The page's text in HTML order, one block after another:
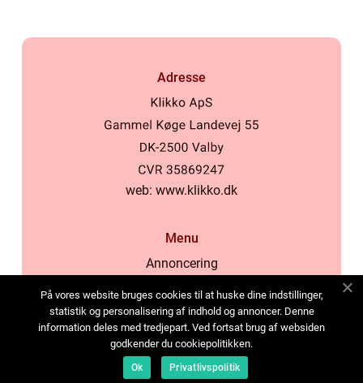
Adresse
web: www.klikko.dk
Menu
Annoncering
Cookies
Kontakt os
Sitemap
På vores website bruges cookies til at huske dine indstillinger,
statistik og personalisering af indhold og annoncer. Denne
information deles med tredjepart. Ved fortsat brug af websiden
godkender du cookiepolitikken.
Ok Privatlivspolitik